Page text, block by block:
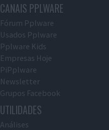
CANAIS PPLWARE
Fórum Pplware
Usados Pplware
Pplware Kids
Empresas Hoje
PiPplware
Newsletter
Grupos Facebook
UTILIDADES
Análises